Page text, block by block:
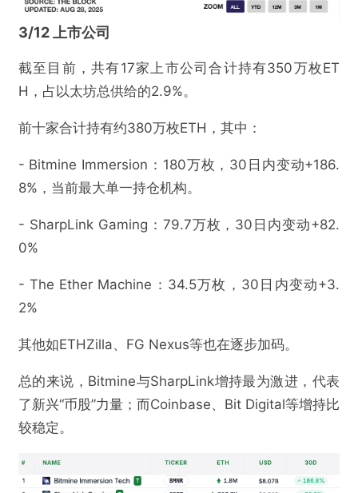
3/12 上市公司
截至目前，共有17家上市公司合计持有350万枚ET
H，占以太坊总供给的2.9%。
前十家合计持有约380万枚ETH，其中：
- Bitmine Immersion：180万枚，30日内变动+186.
8%，当前最大单一持仓机构。
- SharpLink Gaming：79.7万枚，30日内变动+82.
0%
- The Ether Machine：34.5万枚，30日内变动+3.
2%
其他如ETHZilla、FG Nexus等也在逐步加码。
总的来说，Bitmine与SharpLink增持最为激进，代表
了新兴“币股”力量；而Coinbase、Bit Digital等增持比
较稳定。